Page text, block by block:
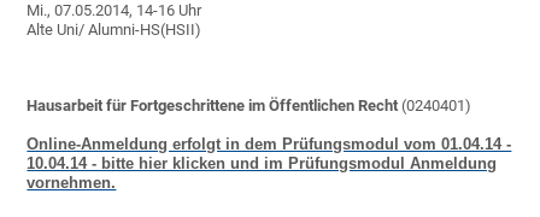
Mi., 07.05.2014, 14-16 Uhr
Alte Uni/ Alumni-HS(HSII)
Hausarbeit für Fortgeschrittene im Öffentlichen Recht (0240401)
Online-Anmeldung erfolgt in dem Prüfungsmodul vom 01.04.14 -
10.04.14 - bitte hier klicken und im Prüfungsmodul Anmeldung
vornehmen.